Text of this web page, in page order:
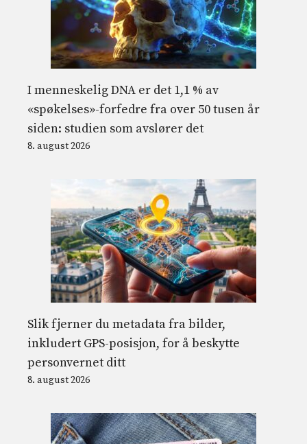
I menneskelig DNA er det 1,1 % av
«spøkelses»-forfedre fra over 50 tusen år
siden: studien som avslører det
8. august 2026
Slik fjerner du metadata fra bilder,
inkludert GPS-posisjon, for å beskytte
personvernet ditt
8. august 2026